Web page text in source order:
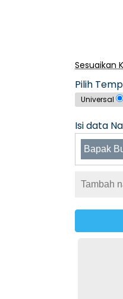
Sesuaikan
Pilih
Universal
Isi data
Bapak